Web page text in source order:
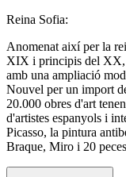
Reina Sofia:
Anomenat així per la
XIX i principis del XX,
amb una ampliació
Nouvel per un import
20.000 obres d'art
d'artistes espanyols i
Picasso, la pintura
Braque, Miro i 20